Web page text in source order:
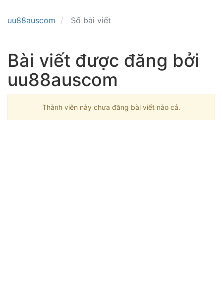
uu88auscom Số bài viết
Bài viết được đăng bởi
uu88auscom
Thành viên này chưa đăng bài viết nào cả.